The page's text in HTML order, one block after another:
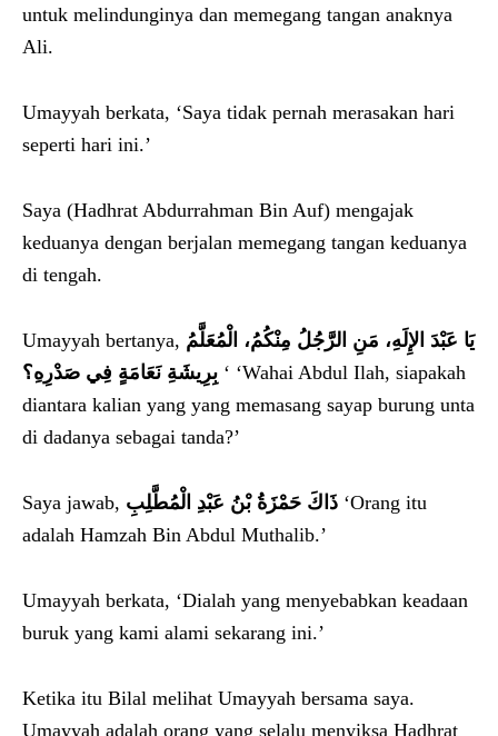
untuk melindunginya dan memegang tangan anaknya
Ali.
Umayyah berkata, ‘Saya tidak pernah merasakan hari
seperti hari ini.’
Saya (Hadhrat Abdurrahman Bin Auf) mengajak
keduanya dengan berjalan memegang tangan keduanya
di tengah.
Umayyah bertanya, يَا عَبْدَ الإِلَهِ، مَنِ الرَّجُلُ مِنْكُمُ، الْمُعَلَّمُ
‘ ‘Wahai Abdul Ilah, siapakah
diantara kalian yang yang memasang sayap burung unta
di dadanya sebagai tanda?’
Saya jawab, ذَاكَ حَمْزَةُ بْنُ عَبْدِ الْمُطَّلِبِ ‘Orang itu
adalah Hamzah Bin Abdul Muthalib.’
Umayyah berkata, ‘Dialah yang menyebabkan keadaan
buruk yang kami alami sekarang ini.’
Ketika itu Bilal melihat Umayyah bersama saya.
Umayyah adalah orang yang selalu menyiksa Hadhrat